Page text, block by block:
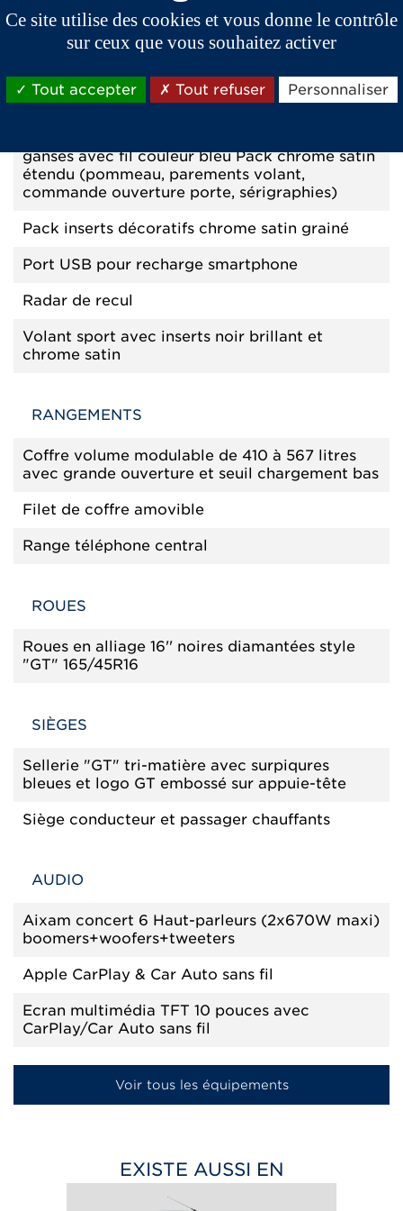
couleur noir brillant Monogrammes «GTO»
Pare-choc avant design exclusif « GT »
Poignées extérieures de portes couleur noir
Pack "GT" intérieur
gansés avec fil couleur bleu Pack chrome satin
étendu (pommeau, parements volant,
commande ouverture porte, sérigraphies)
Pack inserts décoratifs chrome satin grainé
Port USB pour recharge smartphone
Radar de recul
Volant sport avec inserts noir brillant et
chrome satin
RANGEMENTS
Coffre volume modulable de 410 à 567 litres
avec grande ouverture et seuil chargement bas
Filet de coffre amovible
Range téléphone central
ROUES
Roues en alliage 16'' noires diamantées style
"GT" 165/45R16
SIÈGES
Sellerie "GT" tri-matière avec surpiqures
bleues et logo GT embossé sur appuie-tête
Siège conducteur et passager chauffants
AUDIO
Aixam concert 6 Haut-parleurs (2x670W maxi)
boomers+woofers+tweeters
Apple CarPlay & Car Auto sans fil
Ecran multimédia TFT 10 pouces avec
CarPlay/Car Auto sans fil
Voir tous les équipements
EXISTE AUSSI EN
Ce site utilise des cookies et vous donne le contrôle
sur ceux que vous souhaitez activer
Tout accepter Tout refuser Personnaliser